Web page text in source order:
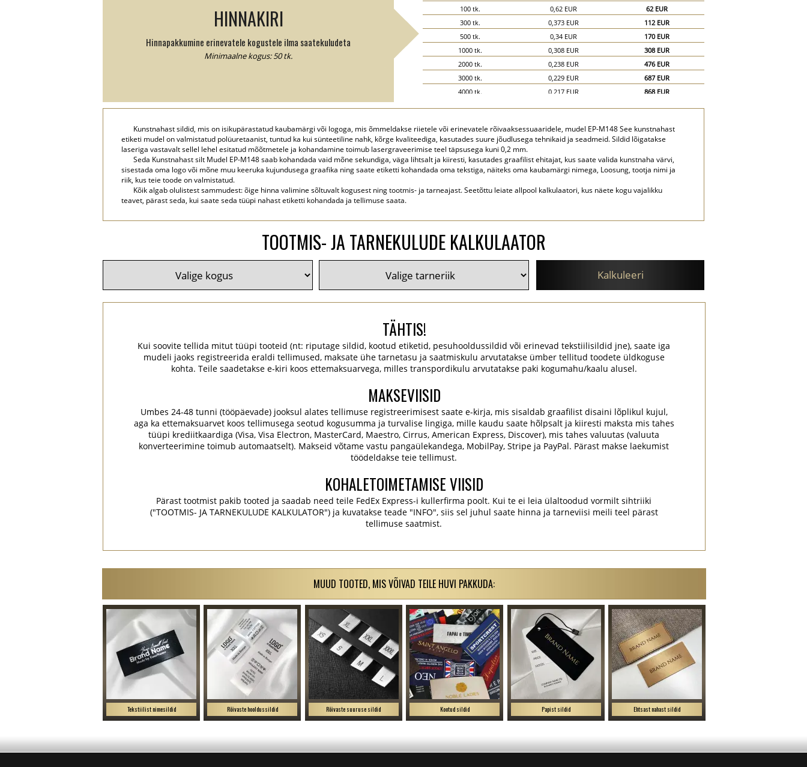
HINNAKIRI
Hinnapakkumine erinevatele kogustele ilma saatekuludeta
Minimaalne kogus: 50 tk.
100 tk.
0,62 EUR
62 EUR
300 tk.
0,373 EUR
112 EUR
500 tk.
0,34 EUR
170 EUR
1000 tk.
0,308 EUR
308 EUR
2000 tk.
0,238 EUR
476 EUR
3000 tk.
0,229 EUR
687 EUR
4000 tk.
0,217 EUR
868 EUR
Kunstnahast sildid, mis on isikupärastatud kaubamärgi või logoga, mis õmmeldakse riietele või erinevatele rõivaaksessuaaridele, mudel EP-M148 See kunstnahast
etiketi mudel on valmistatud polüuretaanist, tuntud ka kui sünteetiline nahk, kõrge kvaliteediga, kasutades suure jõudlusega tehnikaid ja seadmeid. Sildid lõigatakse
laseriga vastavalt sellel lehel esitatud mõõtmetele ja kohandamine toimub lasergraveerimise teel täpsusega kuni 0,2 mm.
Seda Kunstnahast silt Mudel EP-M148 saab kohandada vaid mõne sekundiga, väga lihtsalt ja kiiresti, kasutades graafilist ehitajat, kus saate valida kunstnaha värvi,
sisestada oma logo või mõne muu keeruka kujundusega graafika ning saate etiketti kohandada oma tekstiga, näiteks oma kaubamärgi nimega, Loosung, tootja nimi ja
riik, kus teie toode on valmistatud.
Kõik algab olulistest sammudest: õige hinna valimine sõltuvalt kogusest ning tootmis- ja tarneajast. Seetõttu leiate allpool kalkulaatori, kus näete kogu vajalikku
teavet, pärast seda, kui saate seda tüüpi nahast etiketti kohandada ja tellimuse saata.
TOOTMIS- JA TARNEKULUDE KALKULAATOR
Kalkuleeri
TÄHTIS!
Kui soovite tellida mitut tüüpi tooteid (nt: riputage sildid, kootud etiketid, pesuhooldussildid või erinevad tekstiilisildid jne), saate iga
mudeli jaoks registreerida eraldi tellimused, maksate ühe tarnetasu ja saatmiskulu arvutatakse ümber tellitud toodete üldkoguse
kohta. Teile saadetakse e-kiri koos ettemaksuarvega, milles transpordikulu arvutatakse paki kogumahu/kaalu alusel.
MAKSEVIISID
Umbes 24-48 tunni (tööpäevade) jooksul alates tellimuse registreerimisest saate e-kirja, mis sisaldab graafilist disaini lõplikul kujul,
aga ka ettemaksuarvet koos tellimusega seotud kogusumma ja turvalise lingiga, mille kaudu saate hõlpsalt ja kiiresti maksta mis tahes
tüüpi krediitkaardiga (Visa, Visa Electron, MasterCard, Maestro, Cirrus, American Express, Discover), mis tahes valuutas (valuuta
konverteerimine toimub automaatselt). Makseid võtame vastu pangaülekandega, MobilPay, Stripe ja PayPal. Pärast makse laekumist
töödeldakse teie tellimust.
KOHALETOIMETAMISE VIISID
Pärast tootmist pakib tooted ja saadab need teile FedEx Express-i kullerfirma poolt. Kui te ei leia ülaltoodud vormilt sihtriiki
("TOOTMIS- JA TARNEKULUDE KALKULATOR") ja kuvatakse teade "INFO", siis sel juhul saate hinna ja tarneviisi meili teel pärast
tellimuse saatmist.
MUUD TOOTED, MIS VÕIVAD TEILE HUVI PAKKUDA:
Tekstiilist nimesildid Rõivaste hooldussildid Rõivaste suuruse sildid Kootud sildid Papist sildid Ehtsast nahast sildid